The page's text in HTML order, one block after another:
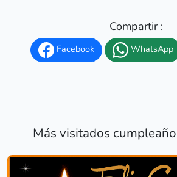
Compartir :
Facebook WhatsApp
Más visitados